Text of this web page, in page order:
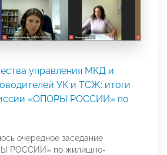
управления МКД и
УК и ТСЖ: итоги
«ОПОРЫ РОССИИ» по
очередное заседание
РОССИИ» по жилищно-